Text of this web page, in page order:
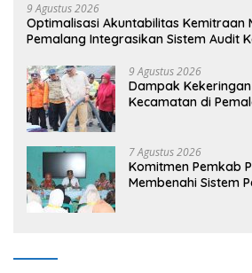
9 Agustus 2026
​Optimalisasi Akuntabilitas Kemitraan
Pemalang Integrasikan Sistem Audit
9 Agustus 2026
Dampak
Kecamatan di
7 Agustus 2026
Komitmen Pemkab
Membenahi Sistem